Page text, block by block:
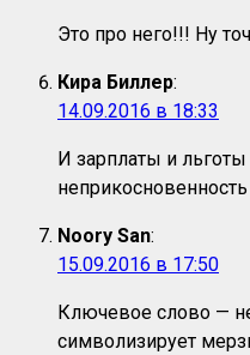
Это про него!!! Ну
Кира Биллер:
14.09.2016 в 18:33
И зарплаты и
Noory San:
15.09.2016 в 17:50
Ключевое слово —
символизирует